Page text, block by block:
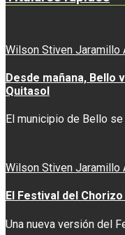
Wilson Stiven Jaramillo
Desde mañana, Bello
Quitasol
El municipio de Bello se
Wilson Stiven Jaramillo
El Festival del
Una nueva versión del